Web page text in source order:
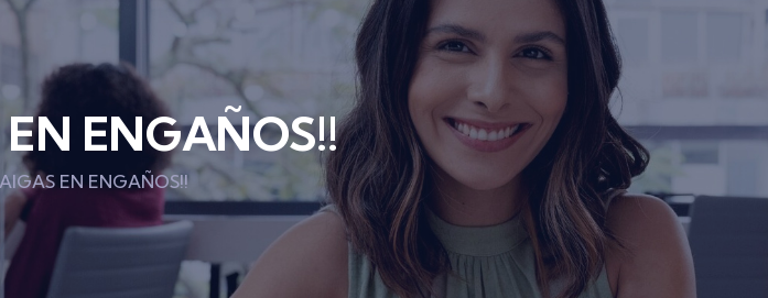
EN ENGAÑOS!!
EN ENGAÑOS!!